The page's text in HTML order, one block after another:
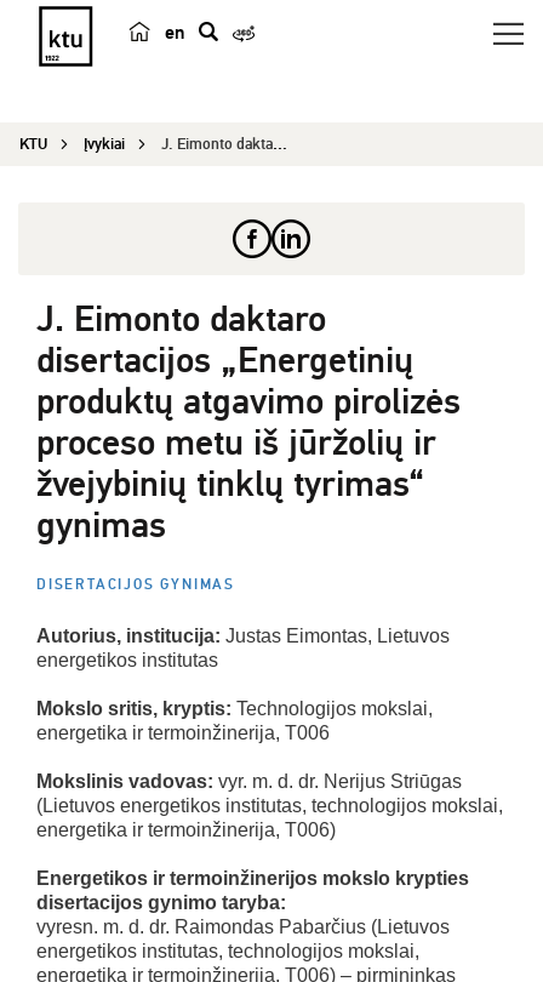
en
e
KTU Įvykiai J. Eimonto daktaro disertacijos „Energetinių pro...
J. Eimonto daktaro
disertacijos „Energetinių
produktų atgavimo pirolizės
proceso metu iš jūržolių ir
žvejybinių tinklų tyrimas“
gynimas
DISERTACIJOS GYNIMAS
Autorius, institucija: Justas Eimontas, Lietuvos
energetikos institutas
Mokslo sritis, kryptis: Technologijos mokslai,
energetika ir termoinžinerija, T006
Mokslinis vadovas: vyr. m. d. dr. Nerijus Striūgas
(Lietuvos energetikos institutas, technologijos mokslai,
energetika ir termoinžinerija, T006)
Energetikos ir termoinžinerijos mokslo krypties
disertacijos gynimo taryba:
vyresn. m. d. dr. Raimondas Pabarčius (Lietuvos
energetikos institutas, technologijos mokslai,
energetika ir termoinžinerija, T006) – pirmininkas